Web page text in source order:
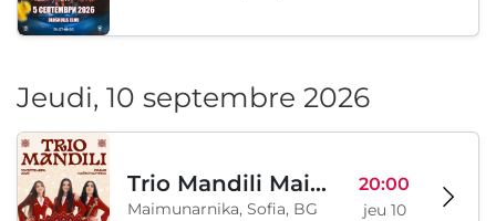
Jeudi, 10 septembre 2026
Trio Mandili Maimunarnika- Sofia
Maimunarnika, Sofia, BG
20:00
jeu 10